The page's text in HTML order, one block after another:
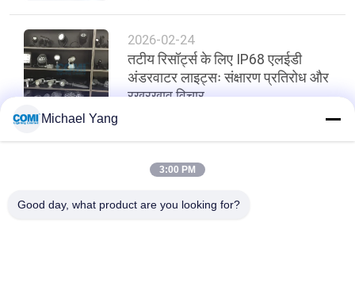
2026-02-24
तटीय रिसॉर्ट्स के लिए IP68 एलईडी
अंडरवाटर लाइट्सः संक्षारण प्रतिरोध और
रखरखाव विचार
शीर्ष
Michael Yang
3:00 PM
Good day, what product are you looking for?